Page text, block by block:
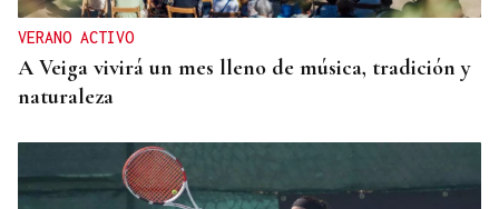
VERANO ACTIVO
A Veiga vivirá un mes lleno de música, tradición y
naturaleza